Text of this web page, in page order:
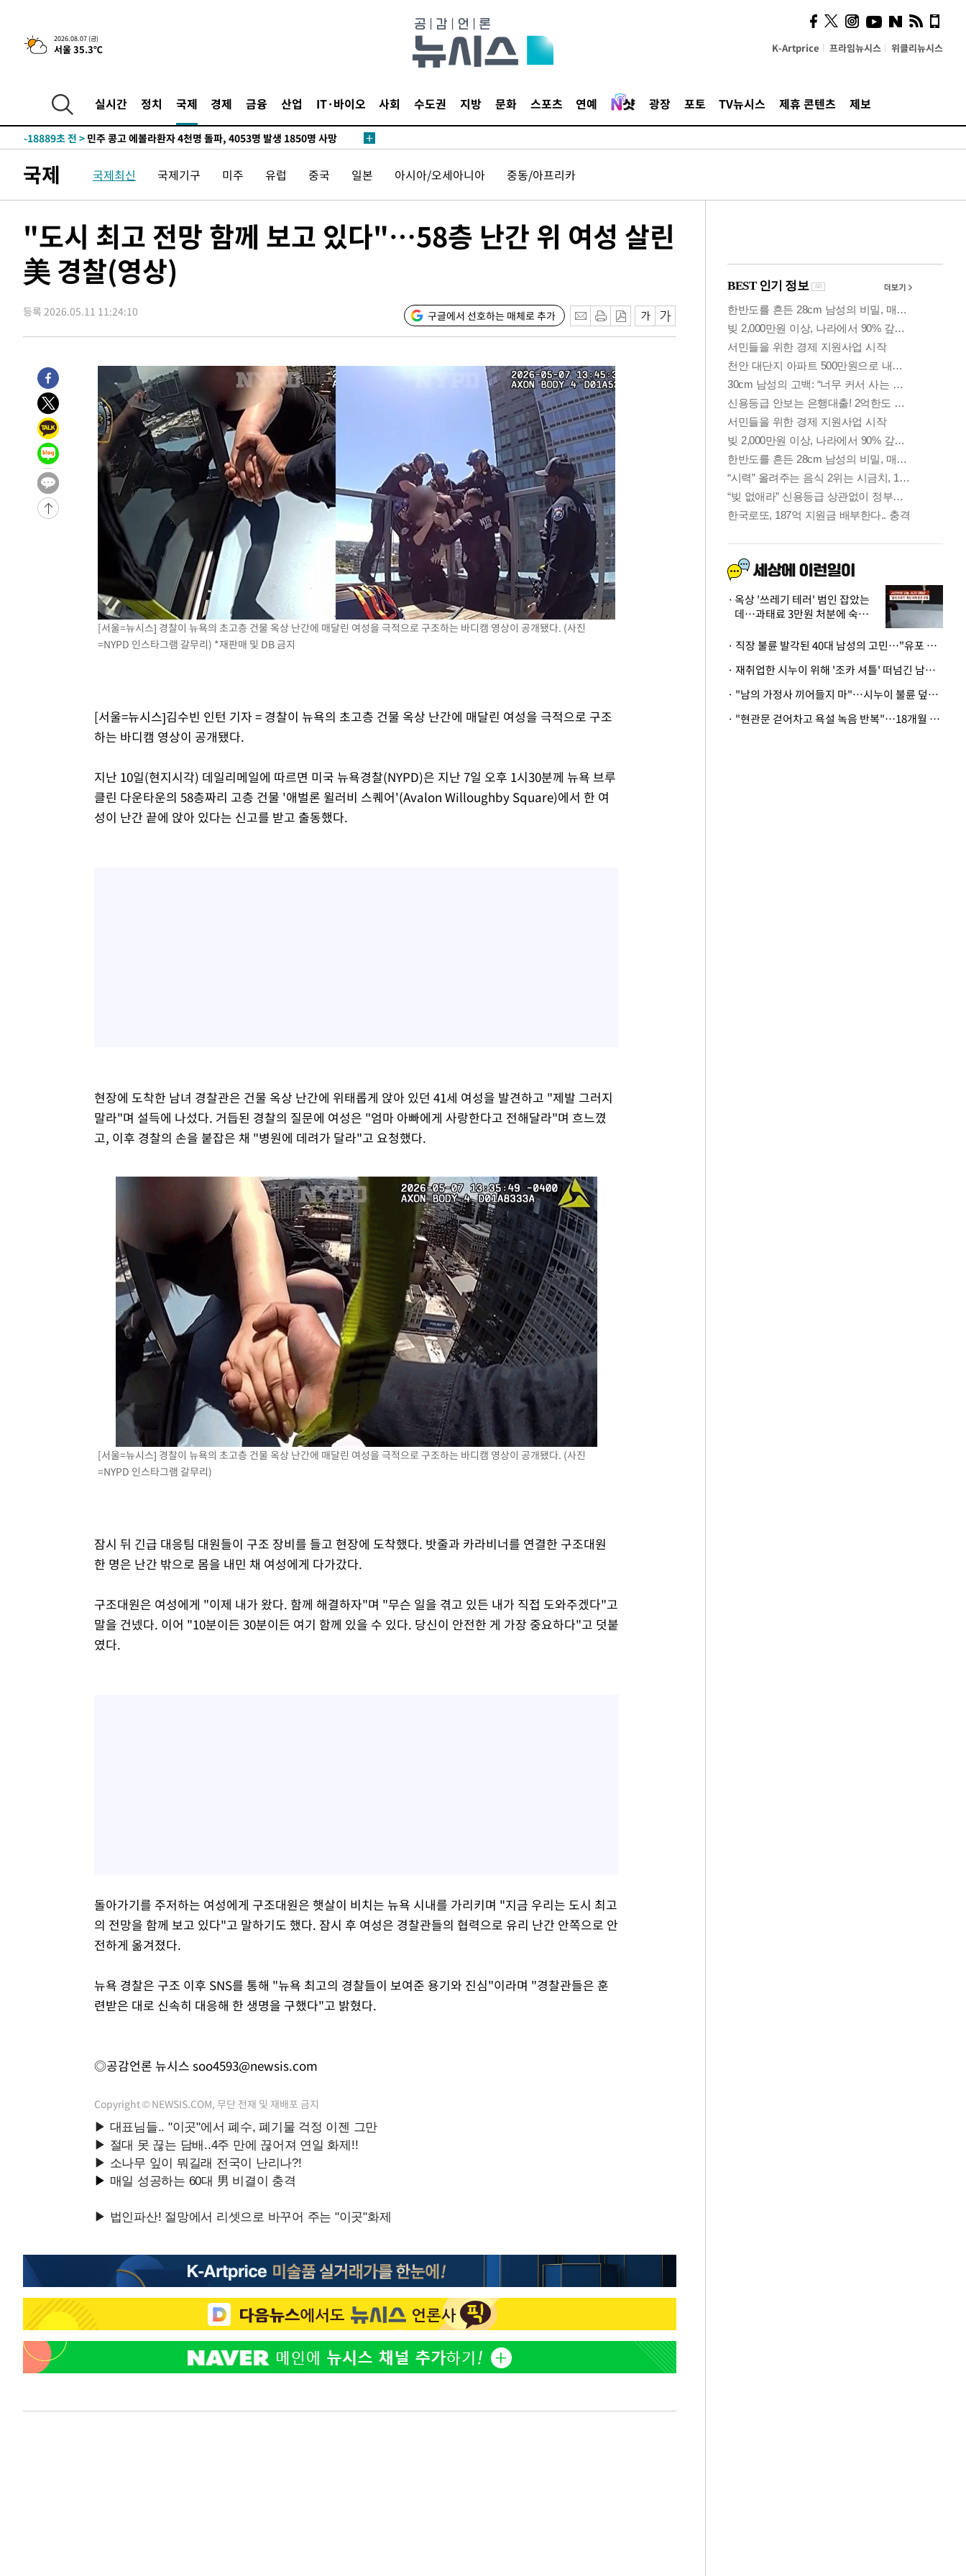
2026.08.07 (금)
서울 35.3℃ K-Artprice 프라임뉴시스 위클리뉴시스
실시간 정치 국제 경제 금융 산업 IT·바이오 사회 수도권 지방 문화 스포츠 연예 광장 포토 TV뉴시스 제휴 콘텐츠 제보
-29938초 전 >[속보]국힘 윤리위, '돌려차기 발언' 진종오·서범수 징계 절차 개시
-25263초 전 >[속보] 7월 중국 수출 23.9%↑ 수입 27.5%↑…무역총액
-22289초 전 >
[속보]종합특검, '관저이전 봐주기 감사' 유병호 구속기소
-18889초 전 >
-18139초 전 > [속보]'300억원대 사기 혐의' 차가원 대표 구속 송치
-15846초 전 >
[속보]경찰·노동부, HL만도 평택사업장 끼임 사망 관련 압수수색
-15727초 전 >[속보]합수본, '투표율 허위 입력' 중앙·서울·경기도 선관위 등 9곳
-15278초 전 >
[속보]삼성전자·SK하이닉스 동반 강보합…1%대 상승 출발
-15264초 전 >[속보]코스닥, 5.95포인트(0.74%) 상승한 807.62개장
-15232초 전 > [속보]코스피, 6300선 재탈환…1.09% 오른 6365.07 개장
태
-11695초 전 >입추에도 극한더위…서울 낮 39도 '폭염중대경보'
-6659초 전 >이란, 호르무즈서 "적국 목표물들"과 대치로 남부 케슘섬에서 두차
-3525초 전 >
[속보]트럼프, 美 원정출산 금지 행정명령 서명
-1225초 전 >
[속보] 뉴욕증시, 일제 하락 마감…나스닥 0.06%↓
-29938초 전 >
[속보]국힘 윤리위, '돌려차기 발언' 진종오·서범수 징계 절차 개시
-25263초 전 >
[속보] 7월 중국 수출 23.9%↑ 수입 27.5%↑…무역총액
25.3%↑
-22423초 전 >
[속보]'채상병 순직 책임' 임성근, 항소심도 징역 3년
-22289초 전 >
[속보]종합특검, '관저이전 봐주기 감사' 유병호 구속기소
-18889초 전 >
민주 콩고 에볼라환자 4천명 돌파, 4053명 발생 1850명 사망
-18139초 전 >
[속보]'300억원대 사기 혐의' 차가원 대표 구속 송치
"미 전국적 살모네라 식중독 원인은 멕시코산 할라피뇨"-- CDC
[속보]경찰·노동부, HL만도 평택사업장 끼임 사망 관련 압수수색
[속보]합수본, '투표율 허위 입력' 중앙·서울·경기도 선관위 등 9곳
[속보]원·달러 환율, 오전 9시 1423.8원
[속보]삼성전자·SK하이닉스 동반 강보합…1%대 상승 출발
[속보]코스닥, 5.95포인트(0.74%) 상승한 807.62개장
이란, 호르무즈서 "적국 목표물들"과 대치로 남부 케슘섬에서 두차
[속보]美, 폴리실리콘 수입 규제…파생제품 15% 관세, 120일 후 발
[속보] 뉴욕증시, 일제 하락 마감…나스닥 0.06%↓
국제 국제최신 국제기구 미주 유럽 중국 일본 아시아/오세아니아 중동/아프리카
"도시 최고 전망 함께 보고 있다"…58층 난간 위 여성 살린
美 경찰(영상)
등록 2026.05.11 11:24:10 구글에서 선호하는 매체로 추가
[서울=뉴시스] 경찰이 뉴욕의 초고층 건물 옥상 난간에 매달린 여성을 극적으로 구조하는 바디캠 영상이 공개됐다. (사진
=NYPD 인스타그램 갈무리) *재판매 및 DB 금지
[서울=뉴시스]김수빈 인턴 기자 = 경찰이 뉴욕의 초고층 건물 옥상 난간에 매달린 여성을 극적으로 구조
하는 바디캠 영상이 공개됐다.
지난 10일(현지시각) 데일리메일에 따르면 미국 뉴욕경찰(NYPD)은 지난 7일 오후 1시30분께 뉴욕 브루
클린 다운타운의 58층짜리 고층 건물 '애벌론 윌러비 스퀘어'(Avalon Willoughby Square)에서 한 여
성이 난간 끝에 앉아 있다는 신고를 받고 출동했다.
현장에 도착한 남녀 경찰관은 건물 옥상 난간에 위태롭게 앉아 있던 41세 여성을 발견하고 "제발 그러지
말라"며 설득에 나섰다. 거듭된 경찰의 질문에 여성은 "엄마 아빠에게 사랑한다고 전해달라"며 흐느꼈
고, 이후 경찰의 손을 붙잡은 채 "병원에 데려가 달라"고 요청했다.
[서울=뉴시스] 경찰이 뉴욕의 초고층 건물 옥상 난간에 매달린 여성을 극적으로 구조하는 바디캠 영상이 공개됐다. (사진
=NYPD 인스타그램 갈무리)
잠시 뒤 긴급 대응팀 대원들이 구조 장비를 들고 현장에 도착했다. 밧줄과 카라비너를 연결한 구조대원
한 명은 난간 밖으로 몸을 내민 채 여성에게 다가갔다.
구조대원은 여성에게 "이제 내가 왔다. 함께 해결하자"며 "무슨 일을 겪고 있든 내가 직접 도와주겠다"고
말을 건넸다. 이어 "10분이든 30분이든 여기 함께 있을 수 있다. 당신이 안전한 게 가장 중요하다"고 덧붙
였다.
돌아가기를 주저하는 여성에게 구조대원은 햇살이 비치는 뉴욕 시내를 가리키며 "지금 우리는 도시 최고
의 전망을 함께 보고 있다"고 말하기도 했다. 잠시 후 여성은 경찰관들의 협력으로 유리 난간 안쪽으로 안
전하게 옮겨졌다.
뉴욕 경찰은 구조 이후 SNS를 통해 "뉴욕 최고의 경찰들이 보여준 용기와 진심"이라며 "경찰관들은 훈
련받은 대로 신속히 대응해 한 생명을 구했다"고 밝혔다.
◎공감언론 뉴시스 soo4593@newsis.com
Copyright © NEWSIS.COM, 무단 전재 및 재배포 금지
시, 스마트폰 액세서리에
NFC 더했다
옥상 '쓰레기 테러' 범인 잡았는
데…과태료 3만원 처분에 숙박업
· 직장 불륜 발각된 40대 남성의 고민…"유포 동료 명예훼손·협박죄 고소 가능할까"
· 재취업한 시누이 위해 '조카 셔틀' 떠넘긴 남편…아내 "난 못한다"
· "남의 가정사 끼어들지 마"…시누이 불륜 덮으려는 남편에 억울한 아내
· "현관문 걷어차고 욕설 녹음 반복"…18개월 아기 키우는 집 뒤흔든 '앞집의 비극'